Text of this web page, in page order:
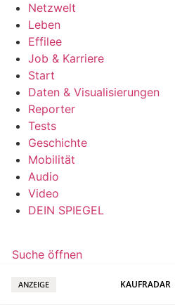
Netzwelt
Leben
Effilee
Job & Karriere
Start
Daten & Visualisierungen
Reporter
Tests
Geschichte
Mobilität
Audio
Video
DEIN SPIEGEL
Suche öffnen
ANZEIGE